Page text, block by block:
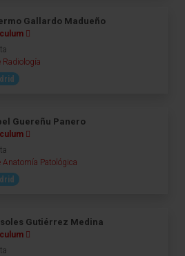
Gallardo Madueño
Radiología
Guereñu Panero
Anatomía Patológica
Gutiérrez Medina